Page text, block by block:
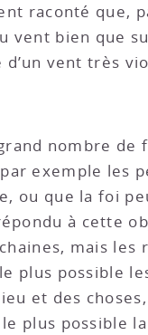
raconté que,
vent bien que
vent très
nombre de
exemple les
ou que la foi
à cette
mais les
plus possible
et des
plus possible